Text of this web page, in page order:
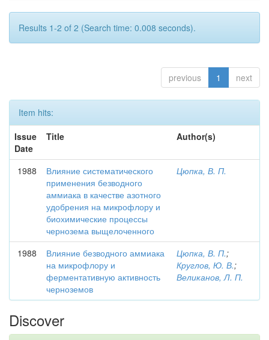
Results 1-2 of 2 (Search time: 0.008 seconds).
previous 1 next
Item hits:
Issue
Date
Title Author(s)
1988
Влияние систематического
применения безводного
аммиака в качестве азотного
удобрения на микрофлору и
биохимические процессы
чернозема выщелоченного
Цюпка, В. П.
1988
Влияние безводного аммиака
на микрофлору и
ферментативную активность
черноземов
Цюпка, В. П.;
Круглов, Ю. В.;
Великанов, Л. П.
Discover